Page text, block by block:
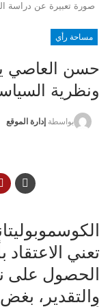
صورة تعبيرة عن دراسة
مساحة رأي
حسن العاصي
ونظرية
بواسطة إدارة الموقع
تعني
الحصول على
والتقدير،